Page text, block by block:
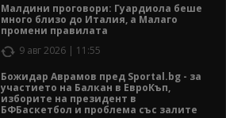
Малдини проговори: Гуардиола беше
много близо до Италия, а Малаго
промени правилата
9 авг 2026 | 11:55
Божидар Аврамов пред Sportal.bg - за
участието на Балкан в ЕвроКъп,
изборите на президент в
БФБаскетбол и проблема със залите